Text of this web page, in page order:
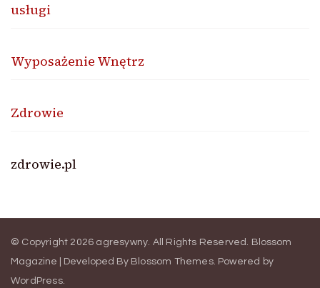
usługi
Wyposażenie Wnętrz
Zdrowie
zdrowie.pl
© Copyright 2026 agresywny. All Rights Reserved. Blossom
Magazine | Developed By Blossom Themes. Powered by
WordPress.